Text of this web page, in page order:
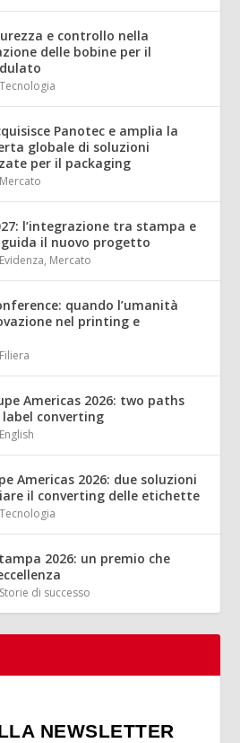
e controllo nella
delle bobine per il
Tecnologia
Panotec e amplia la
globale di soluzioni
per il packaging
Mercato
l’integrazione tra stampa e
il nuovo progetto
Evidenza, Mercato
quando l’umanità
nel printing e
Filiera
Americas 2026: two paths
converting
English
Americas 2026: due soluzioni
il converting delle etichette
Tecnologia
2026: un premio che
Storie di successo
NEWSLETTER